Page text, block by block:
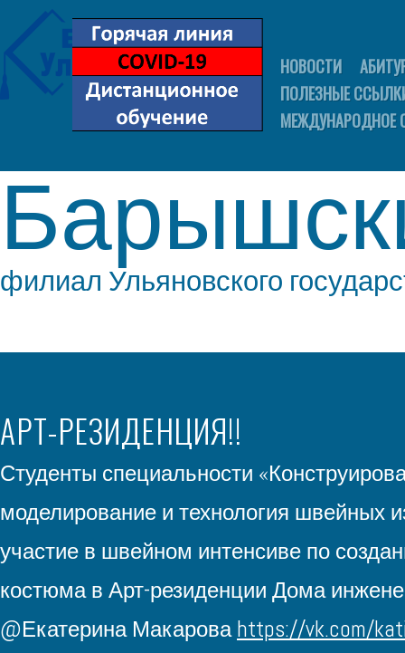
НОВОСТИ
ПОЛЕЗНЫЕ
МЕЖДУНАРОДНОЕ
филиал Ульяновского
АРТ-РЕЗИДЕНЦИЯ!!
Студенты специальности
моделирование и технология швейных
участие в швейном интенсиве по
костюма в Арт-резиденции Дома
@Екатерина Макароваhttps://vk.com/